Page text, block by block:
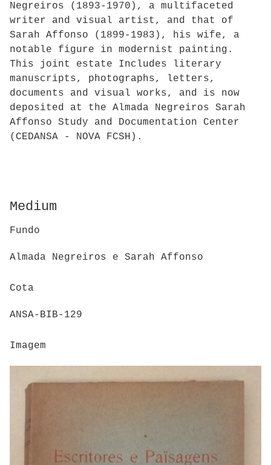
Negreiros (1893-1970), a multifaceted
writer and visual artist, and that of
Sarah Affonso (1899-1983), his wife, a
notable figure in modernist painting.
This joint estate Includes literary
manuscripts, photographs, letters,
documents and visual works, and is now
deposited at the Almada Negreiros Sarah
Affonso Study and Documentation Center
(CEDANSA - NOVA FCSH).
Medium
Fundo
Almada Negreiros e Sarah Affonso
Cota
ANSA-BIB-129
Imagem